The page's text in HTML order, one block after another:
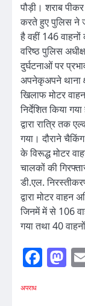
पौड़ी। शराब
करते हुए पुलिस ने
है वहीं 146 वाहनों
वरिष्ठ पुलिस
दुर्घटनाओं पर
अपनेकृअपने थाना
खिलाफ मोटर
निर्देशित किया
द्वारा रात्रि तक
गया। दौराने
के विरूद्ध मोटर
चालकों की
डी.एल.
द्वारा मोटर
जिनमें में से 106
गया तथा 40
अपराध